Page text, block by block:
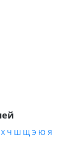
Х Ч Ш Щ Э Ю Я